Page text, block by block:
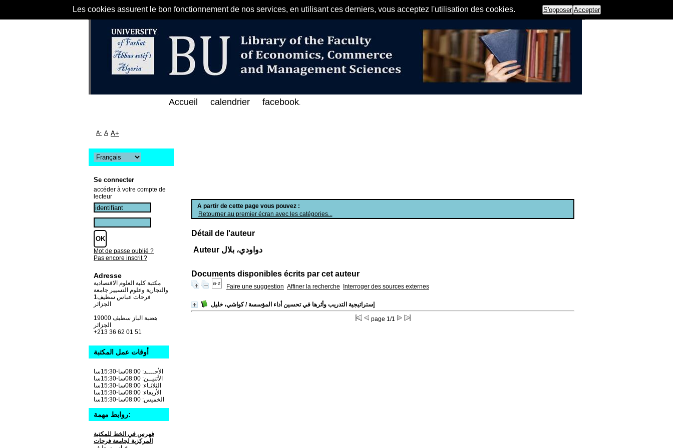
Les cookies assurent le bon fonctionnement de nos services, en utilisant ces derniers, vous acceptez l'utilisation des cookies. S'opposer Accepter
مرحبا بكم في الفهرس الإلكتروني على الخط المباشر لمكتبة كلية العلوم الاقتصادية و
A partir de cette page vous pouvez :
Retourner au premier écran avec les catégories...
Détail de l'auteur
Auteur دواودي، بلال
Documents disponibles écrits par cet auteur
Faire une suggestion Affiner la recherche Interroger des sources externes
إستراتيجية التدريب وأثرها في تحسين أداء المؤسسة / كواشي، خليل
page 1/1
Accueil calendrier facebook.
A- A A+
Se connecter
accéder à votre compte de
lecteur
Mot de passe oublié ?
Pas encore inscrit ?
Adresse
مكتبة كلية العلوم الاقتصادية
والتجارية وعلوم التسيير جامعة
فرحات عباس سطيف1
الجزائر
19000 هضبة الباز سطيف
+213 36 62 01 51
أوقات عمل المكتبة
الأحــــد: 08:00سا-15:30سا
الأثنيــن: 08:00سا-15:30سا
الثلاثـاء: 08:00سا-15:30سا
الأربعاء: 08:00سا-15:30سا
الخميس: 08:00سا-15:30سا
روابط مهمة:
فهرس في الخط للمكتبة
المركزية لجامعة فرحات